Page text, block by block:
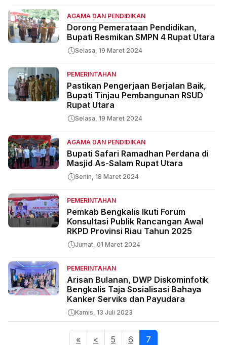
AGAMA DAN PENDIDIKAN
Dorong Pemerataan Pendidikan,
Bupati Resmikan SMPN 4 Rupat Utara
Selasa, 19 Maret 2024
PEMERINTAHAN
Pastikan Pengerjaan Berjalan Baik,
Bupati Tinjau Pembangunan RSUD
Rupat Utara
Selasa, 19 Maret 2024
AGAMA DAN PENDIDIKAN
Bupati Safari Ramadhan Perdana di
Masjid As-Salam Rupat Utara
Senin, 18 Maret 2024
PEMERINTAHAN
Pemkab Bengkalis Ikuti Forum
Konsultasi Publik Rancangan Awal
RKPD Provinsi Riau Tahun 2025
Jumat, 01 Maret 2024
PEMERINTAHAN
Arisan Bulanan, DWP Diskominfotik
Bengkalis Taja Sosialisasi Bahaya
Kanker Serviks dan Payudara
Kamis, 13 Juli 2023
« < 5 6 7